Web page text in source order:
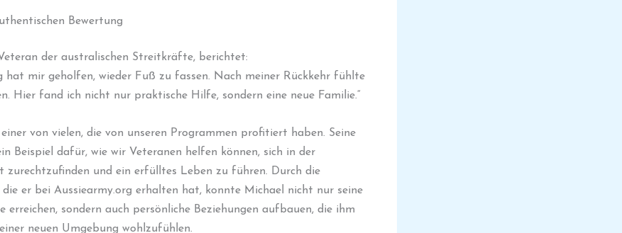
Bewertung
der australischen Streitkräfte, berichtet:
hat mir geholfen, wieder Fuß zu fassen. Nach meiner Rückkehr fühlte
Hier fand ich nicht nur praktische Hilfe, sondern eine neue Familie.“
von vielen, die von unseren Programmen profitiert haben. Seine
Beispiel dafür, wie wir Veteranen helfen können, sich in der
zurechtzufinden und ein erfülltes Leben zu führen. Durch die
er bei Aussiearmy.org erhalten hat, konnte Michael nicht nur seine
erreichen, sondern auch persönliche Beziehungen aufbauen, die ihm
neuen Umgebung wohlzufühlen.